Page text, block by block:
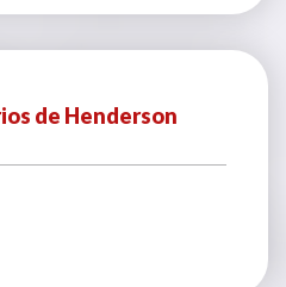
de Henderson